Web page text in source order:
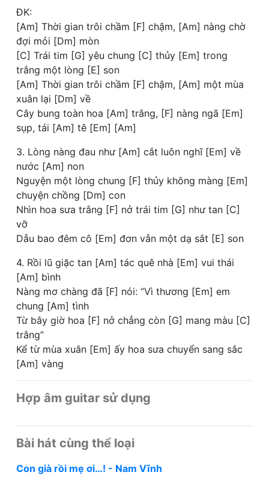
ĐK:
[Am] Thời gian trôi chầm [F] chậm, [Am] nàng chờ
đợi mỏi [Dm] mòn
[C] Trái tim [G] yêu chung [C] thủy [Em] trong
trắng một lòng [E] son
[Am] Thời gian trôi chầm [F] chậm, [Am] một mùa
xuân lại [Dm] về
Cây bung toàn hoa [Am] trắng, [F] nàng ngã [Em]
sụp, tái [Am] tê [Em] [Am]
3. Lòng nàng đau như [Am] cắt luôn nghĩ [Em] về
nước [Am] non
Nguyện một lòng chung [F] thủy không màng [Em]
chuyện chồng [Dm] con
Nhìn hoa sưa trắng [F] nở trái tim [G] như tan [C]
vỡ
Dẫu bao đêm cô [Em] đơn vẫn một dạ sắt [E] son
4. Rồi lũ giặc tan [Am] tác quê nhà [Em] vui thái
[Am] bình
Nàng mơ chàng đã [F] nói: “Vì thương [Em] em
chung [Am] tình
Từ bây giờ hoa [F] nở chẳng còn [G] mang màu [C]
trắng”
Kể từ mùa xuân [Em] ấy hoa sưa chuyển sang sắc
[Am] vàng
Hợp âm guitar sử dụng
Bài hát cùng thể loại
Con già rồi mẹ ơi…! - Nam Vĩnh